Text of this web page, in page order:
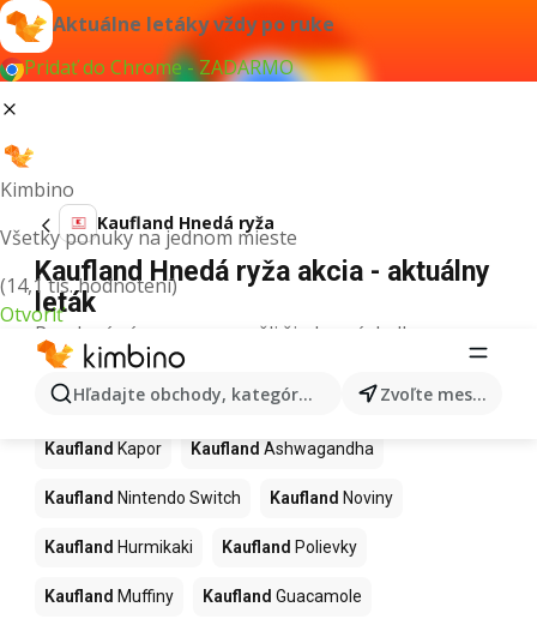
Aktuálne letáky vždy po ruke
Pridať do Chrome - ZADARMO
Kimbino
Všetky ponuky na jednom mieste
(14,1 tis. hodnotení)
Otvoriť
Hľadajte obchody, kategórie, produkty... Zvoľte mesto
Kaufland Hnedá ryža
Kaufland Hnedá ryža akcia - aktuálny
leták
Pre daný výraz sme nenašli žiadne výsledky.
Ďalšie produkty v obchodoch
Kaufland
Kaufland Kapor Kaufland Ashwagandha
Kaufland Nintendo Switch Kaufland Noviny
Kaufland Hurmikaki Kaufland Polievky
Kaufland Muffiny Kaufland Guacamole